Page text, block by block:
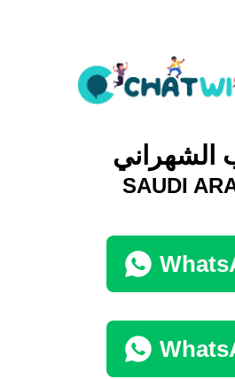
الشهراني
SAUDI